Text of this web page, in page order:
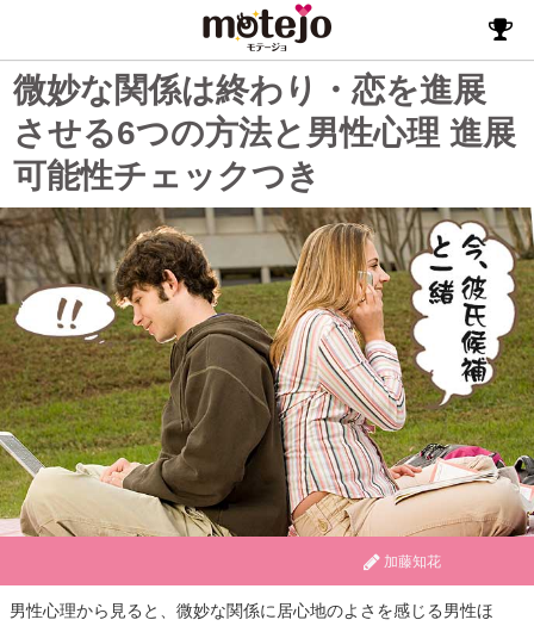
微妙な関係は終わり・恋を進展
させる6つの方法と男性心理 進展
可能性チェックつき
加藤知花
男性心理から見ると、微妙な関係に居心地のよさを感じる男性ほ